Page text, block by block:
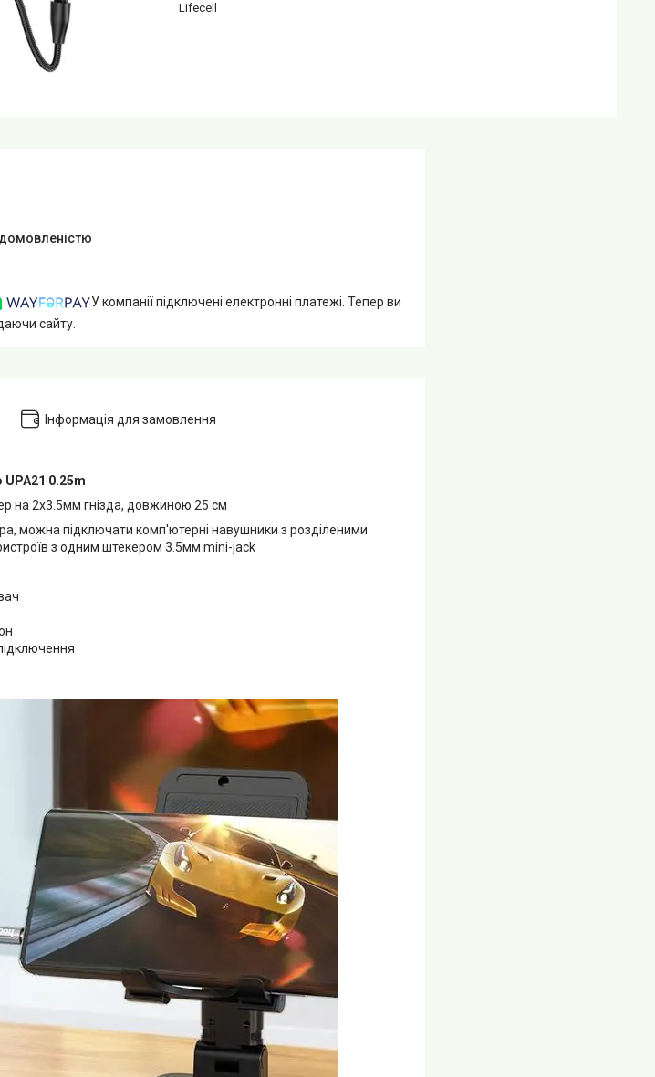
Lifecell
У компанії підключені електронні платежі. Тепер ви
сайту.
Інформація для замовлення
0.25m
на 2х3.5мм гнізда, довжиною 25 см
можна підключати комп'ютерні навушники з розділеними
з одним штекером 3.5мм mini-jack